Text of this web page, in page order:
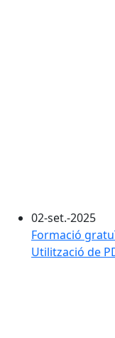
02-set.-2025
Formació
Utilització de